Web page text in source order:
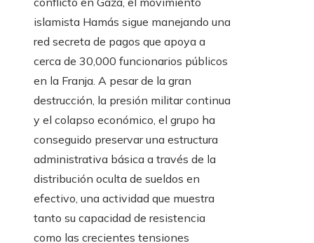
islamista Hamás sigue manejando una
red secreta de pagos que apoya a
cerca de 30,000 funcionarios públicos
en la Franja. A pesar de la gran
destrucción, la presión militar continua
y el colapso económico, el grupo ha
conseguido preservar una estructura
administrativa básica a través de la
distribución oculta de sueldos en
efectivo, una actividad que muestra
tanto su capacidad de resistencia
como las crecientes tensiones